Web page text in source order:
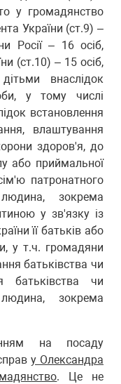
у громадянство
України (ст.9) –
Росії – 16 осіб,
(ст.10) – 15 осіб,
внаслідок
у тому числі
встановлення
влаштування
здоров'я, до
або приймальної
патронатного
зокрема
у зв'язку із
її батьків або
у т.ч. громадяни
батьківства чи
батьківства чи
зокрема
на посаду
у Олександра
. Це не